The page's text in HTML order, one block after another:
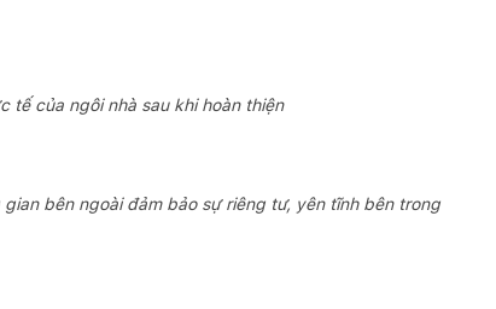
tế của ngôi nhà sau khi hoàn thiện
bên ngoài đảm bảo sự riêng tư, yên tĩnh bên trong